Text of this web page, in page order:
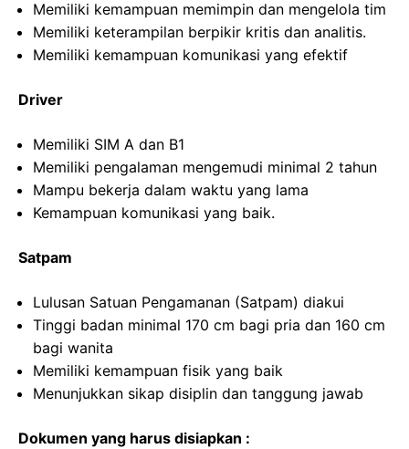
Memiliki kemampuan memimpin dan mengelola tim
Memiliki keterampilan berpikir kritis dan analitis.
Memiliki kemampuan komunikasi yang efektif
Driver
Memiliki SIM A dan B1
Memiliki pengalaman mengemudi minimal 2 tahun
Mampu bekerja dalam waktu yang lama
Kemampuan komunikasi yang baik.
Satpam
Lulusan Satuan Pengamanan (Satpam) diakui
Tinggi badan minimal 170 cm bagi pria dan 160 cm
bagi wanita
Memiliki kemampuan fisik yang baik
Menunjukkan sikap disiplin dan tanggung jawab
Dokumen yang harus disiapkan :